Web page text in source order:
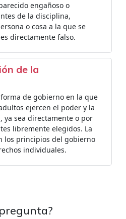
engañoso o
de la disciplina,
o cosa a la que se
directamente falso.
de la
de gobierno en la que
ejercen el poder y la
ya sea directamente o por
libremente elegidos. La
los principios del gobierno
individuales.